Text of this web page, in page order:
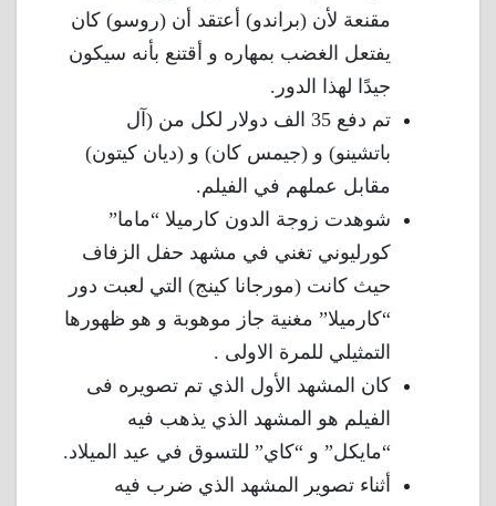
مقنعة لأن (براندو) أعتقد أن (روسو) كان
يفتعل الغضب بمهاره و أقتنع بأنه سيكون
جيدًا لهذا الدور.
تم دفع 35 الف دولار لكل من (آل
باتشينو) و (جيمس كان) و (ديان كيتون)
مقابل عملهم في الفيلم.
شوهدت زوجة الدون كارميلا “ماما”
كورليوني تغني في مشهد حفل الزفاف
حيث كانت (مورجانا كينج) التي لعبت دور
“كارميلا” مغنية جاز موهوبة و هو ظهورها
التمثيلي للمرة الاولى .
كان المشهد الأول الذي تم تصويره فى
الفيلم هو المشهد الذي يذهب فيه
“مايكل” و “كاي” للتسوق في عيد الميلاد.
أثناء تصوير المشهد الذي ضرب فيه